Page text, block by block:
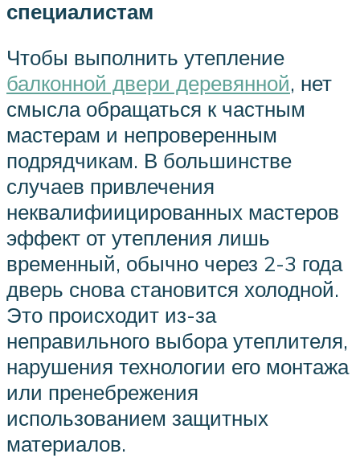
специалистам
Чтобы выполнить утепление
балконной двери деревянной, нет
смысла обращаться к частным
мастерам и непроверенным
подрядчикам. В большинстве
случаев привлечения
неквалифиицированных мастеров
эффект от утепления лишь
временный, обычно через 2-3 года
дверь снова становится холодной.
Это происходит из-за
неправильного выбора утеплителя,
нарушения технологии его монтажа
или пренебрежения
использованием защитных
материалов.